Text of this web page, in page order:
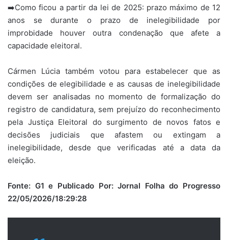
➡️Como ficou a partir da lei de 2025: prazo máximo de 12
anos se durante o prazo de inelegibilidade por
improbidade houver outra condenação que afete a
capacidade eleitoral.
Cármen Lúcia também votou para estabelecer que as
condições de elegibilidade e as causas de inelegibilidade
devem ser analisadas no momento de formalização do
registro de candidatura, sem prejuízo do reconhecimento
pela Justiça Eleitoral do surgimento de novos fatos e
decisões judiciais que afastem ou extingam a
inelegibilidade, desde que verificadas até a data da
eleição.
Fonte: G1 e Publicado Por: Jornal Folha do Progresso
22/05/2026/18:29:28